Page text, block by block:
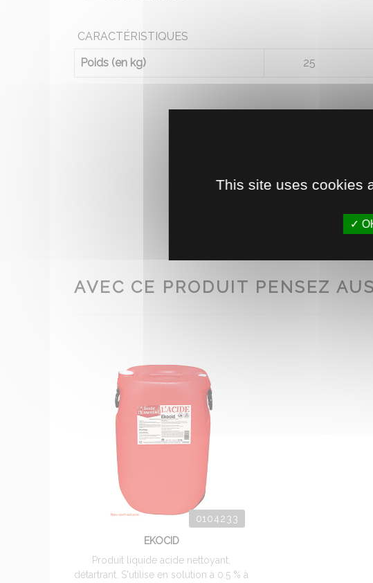
CARACTÉRISTIQUES
Poids (en kg)
25
AVEC CE PRODUIT PENSEZ
0104233
EKOCID
Produit liquide acide nettoyant,
détartrant. S'utilise en solution à 0.5 % à
This site uses cookies